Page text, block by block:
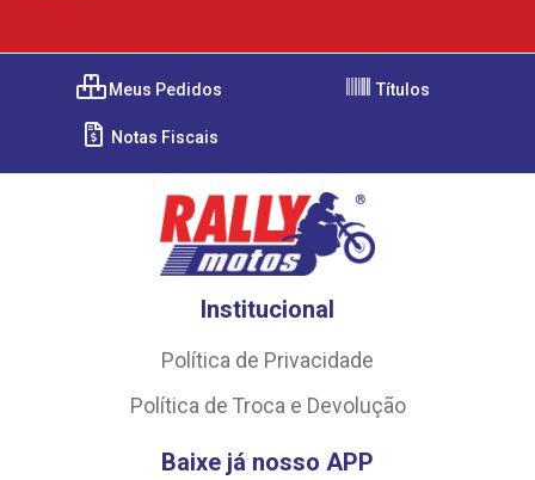
Meus Pedidos Títulos
Notas Fiscais
Institucional
Política de Privacidade
Política de Troca e Devolução
Baixe já nosso APP